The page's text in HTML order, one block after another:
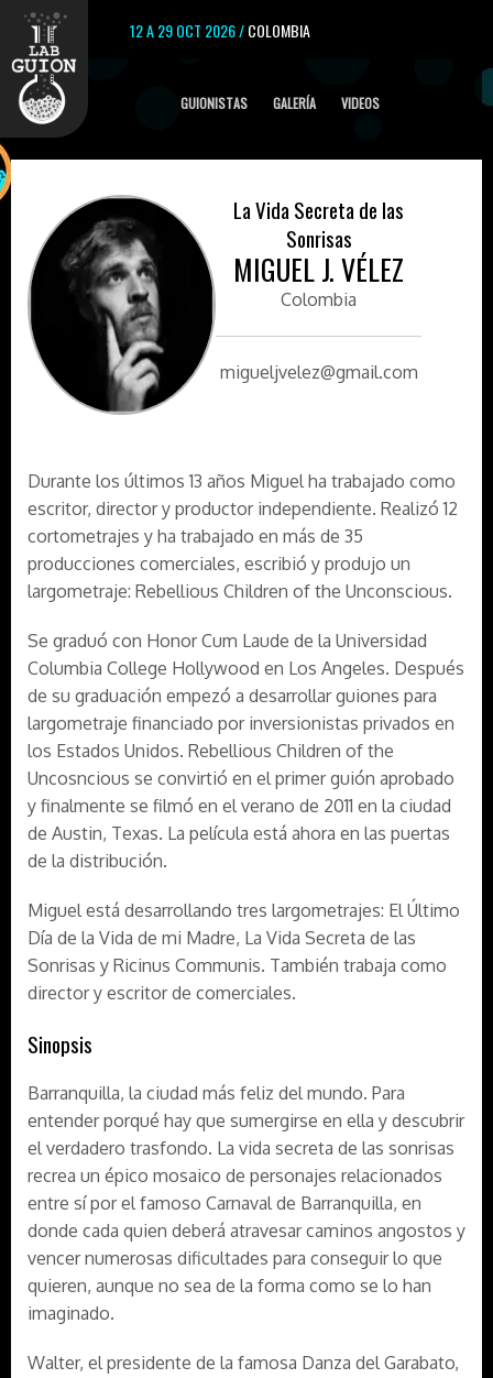
12 A 29 OCT 2026 /COLOMBIA
GUIONISTAS GALERÍA VIDEOS
La Vida Secreta de las
Sonrisas
MIGUEL J. VÉLEZ
Colombia
migueljvelez@gmail.com
Durante los últimos 13 años Miguel ha trabajado como
escritor, director y productor independiente. Realizó 12
cortometrajes y ha trabajado en más de 35
producciones comerciales, escribió y produjo un
largometraje: Rebellious Children of the Unconscious.
Se graduó con Honor Cum Laude de la Universidad
Columbia College Hollywood en Los Angeles. Después
de su graduación empezó a desarrollar guiones para
largometraje financiado por inversionistas privados en
los Estados Unidos. Rebellious Children of the
Uncosncious se convirtió en el primer guión aprobado
y finalmente se filmó en el verano de 2011 en la ciudad
de Austin, Texas. La película está ahora en las puertas
de la distribución.
Miguel está desarrollando tres largometrajes: El Último
Día de la Vida de mi Madre, La Vida Secreta de las
Sonrisas y Ricinus Communis. También trabaja como
director y escritor de comerciales.
Sinopsis
Barranquilla, la ciudad más feliz del mundo. Para
entender porqué hay que sumergirse en ella y descubrir
el verdadero trasfondo. La vida secreta de las sonrisas
recrea un épico mosaico de personajes relacionados
entre sí por el famoso Carnaval de Barranquilla, en
donde cada quien deberá atravesar caminos angostos y
vencer numerosas dificultades para conseguir lo que
quieren, aunque no sea de la forma como se lo han
imaginado.
Walter, el presidente de la famosa Danza del Garabato,